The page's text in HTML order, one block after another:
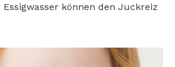
können den Juckreiz